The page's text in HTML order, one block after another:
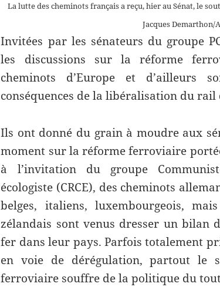
La lutte des cheminots français a reçu, hier au Sénat, le
Jacques Demarthon/
Invitées par les sénateurs du groupe
les discussions sur la réforme
cheminots d’Europe et d’ailleurs
conséquences de la libéralisation du rail
Ils ont donné du grain à moudre aux
moment sur la réforme ferroviaire
à l’invitation du groupe
écologiste (CRCE), des cheminots
belges, italiens, luxembourgeois,
zélandais sont venus dresser un bilan
fer dans leur pays. Parfois totalement
en voie de dérégulation, partout le
ferroviaire souffre de la politique du